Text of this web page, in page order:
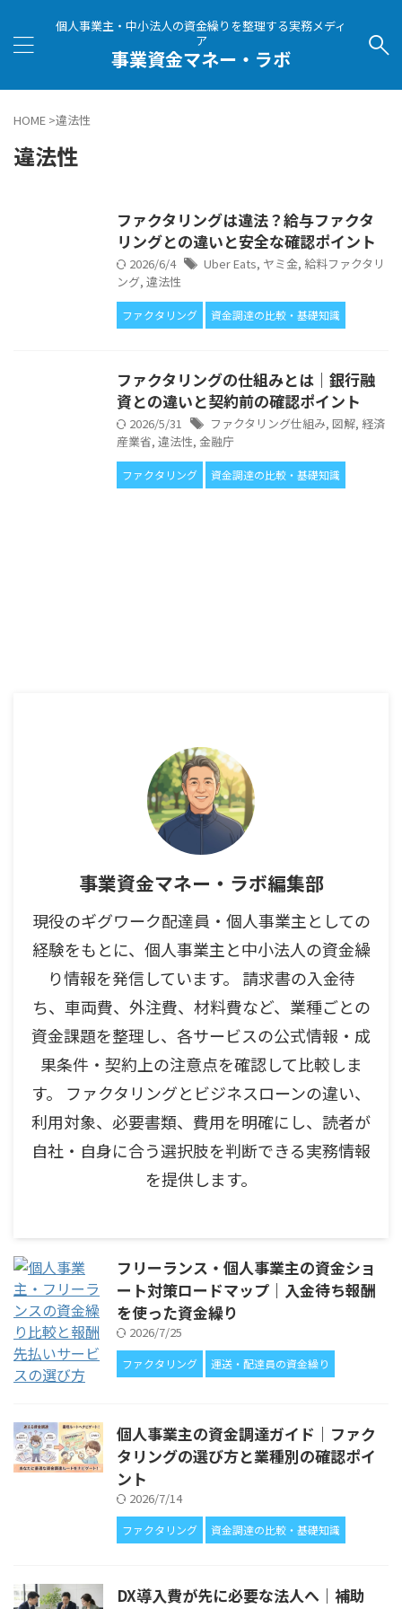
個人事業主・中小法人の資金繰りを整理する実務メディ
ア
事業資金マネー・ラボ
HOME >違法性
違法性
ファクタリングは違法？給与ファクタ
リングとの違いと安全な確認ポイント
2026/6/4 Uber Eats, ヤミ金, 給料ファクタリ
ング, 違法性
ファクタリング 資金調達の比較・基礎知識
ファクタリングの仕組みとは｜銀行融
資との違いと契約前の確認ポイント
2026/5/31 ファクタリング仕組み, 図解, 経済
産業省, 違法性, 金融庁
ファクタリング 資金調達の比較・基礎知識
事業資金マネー・ラボ編集部
現役のギグワーク配達員・個人事業主としての
経験をもとに、個人事業主と中小法人の資金繰
り情報を発信しています。 請求書の入金待
ち、車両費、外注費、材料費など、業種ごとの
資金課題を整理し、各サービスの公式情報・成
果条件・契約上の注意点を確認して比較しま
す。 ファクタリングとビジネスローンの違い、
利用対象、必要書類、費用を明確にし、読者が
自社・自身に合う選択肢を判断できる実務情報
を提供します。
フリーランス・個人事業主の資金ショ
ート対策ロードマップ｜入金待ち報酬
を使った資金繰り
2026/7/25
ファクタリング 運送・配達員の資金繰り
個人事業主の資金調達ガイド｜ファク
タリングの選び方と業種別の確認ポイ
ント
2026/7/14
ファクタリング 資金調達の比較・基礎知識
DX導入費が先に必要な法人へ｜補助